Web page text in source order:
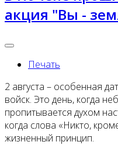
акция "Вы -
Печать
2 августа – особенная
войск. Это день, когда
пропитывается духом
когда слова «Никто,
жизненный принцип.